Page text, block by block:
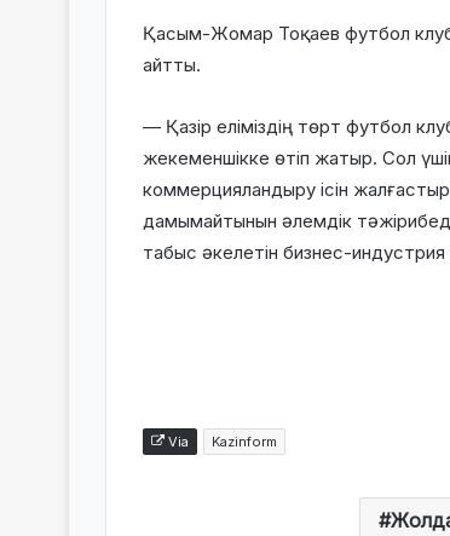
Қасым-Жомар Тоқаев футбол
айтты.
— Қазір еліміздің төрт футбол
жекеменшікке өтіп жатыр. Сол
коммерцияландыру ісін
дамымайтынын әлемдік
табыс әкелетін бизнес-
Via Kazinform